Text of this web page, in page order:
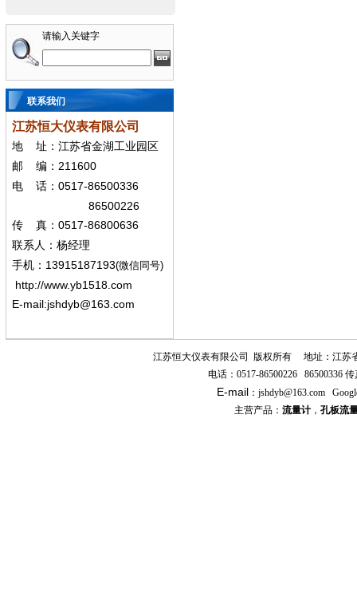
请输入关键字
联系我们
江苏恒大仪表有限公司
地
址：江苏省金湖工业园区
邮
编： 211600
电 话： 0517-86500336
86500226
传 真： 0517-86800636
联系人：杨经理
手机 ： 13915187193(微信同号)
http://www.yb1518.com
E-mail:jshdyb@163.com
江苏恒大仪表有限公司 版权所有
地址：江苏
电话： 0517-86500226 86500336 传
E-mail ： jshdyb@163.com
主营产品： 流量计， 孔板流